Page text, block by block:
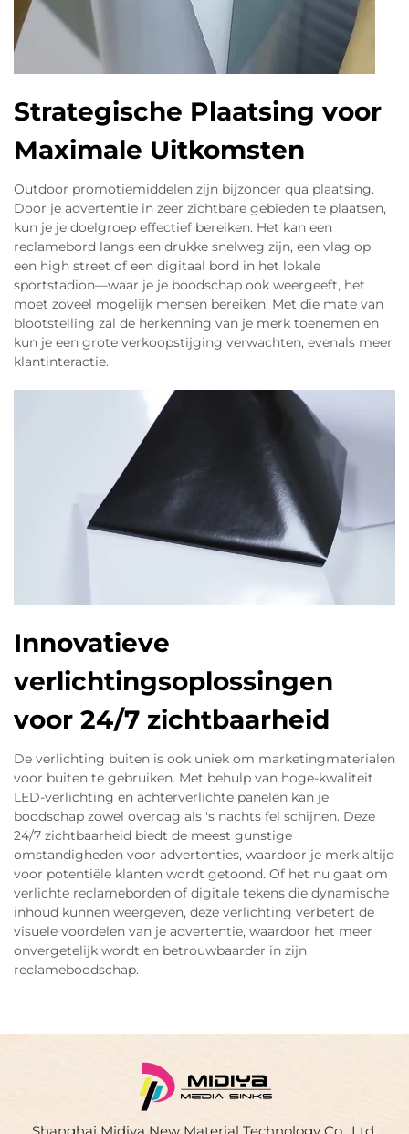
Strategische Plaatsing voor
Maximale Uitkomsten
Outdoor promotiemiddelen zijn bijzonder qua plaatsing.
Door je advertentie in zeer zichtbare gebieden te plaatsen,
kun je je doelgroep effectief bereiken. Het kan een
reclamebord langs een drukke snelweg zijn, een vlag op
een high street of een digitaal bord in het lokale
sportstadion—waar je je boodschap ook weergeeft, het
moet zoveel mogelijk mensen bereiken. Met die mate van
blootstelling zal de herkenning van je merk toenemen en
kun je een grote verkoopstijging verwachten, evenals meer
klantinteractie.
Innovatieve
verlichtingsoplossingen
voor 24/7 zichtbaarheid
De verlichting buiten is ook uniek om marketingmaterialen
voor buiten te gebruiken. Met behulp van hoge-kwaliteit
LED-verlichting en achterverlichte panelen kan je
boodschap zowel overdag als 's nachts fel schijnen. Deze
24/7 zichtbaarheid biedt de meest gunstige
omstandigheden voor advertenties, waardoor je merk altijd
voor potentiële klanten wordt getoond. Of het nu gaat om
verlichte reclameborden of digitale tekens die dynamische
inhoud kunnen weergeven, deze verlichting verbetert de
visuele voordelen van je advertentie, waardoor het meer
onvergetelijk wordt en betrouwbaarder in zijn
reclameboodschap.
Shanghai Midiya New Material Technology Co., Ltd.